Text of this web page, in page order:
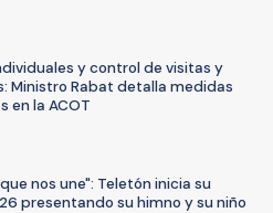
y control de visitas y
Ministro Rabat detalla medidas
en la ACOT
nos une": Teletón inicia su
presentando su himno y su niño